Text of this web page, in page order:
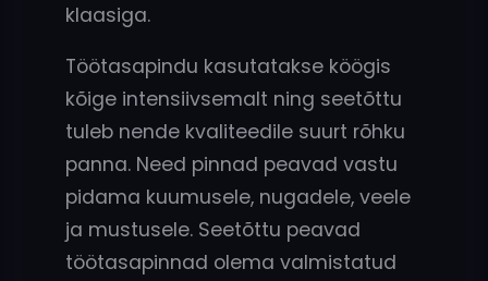
klaasiga.
Töötasapindu kasutatakse köögis
kõige intensiivsemalt ning seetõttu
tuleb nende kvaliteedile suurt rõhku
panna. Need pinnad peavad vastu
pidama kuumusele, nugadele, veele
ja mustusele. Seetõttu peavad
töötasapinnad olema valmistatud